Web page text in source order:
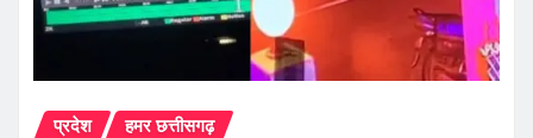
प्रदेश हमर छत्तीसगढ़